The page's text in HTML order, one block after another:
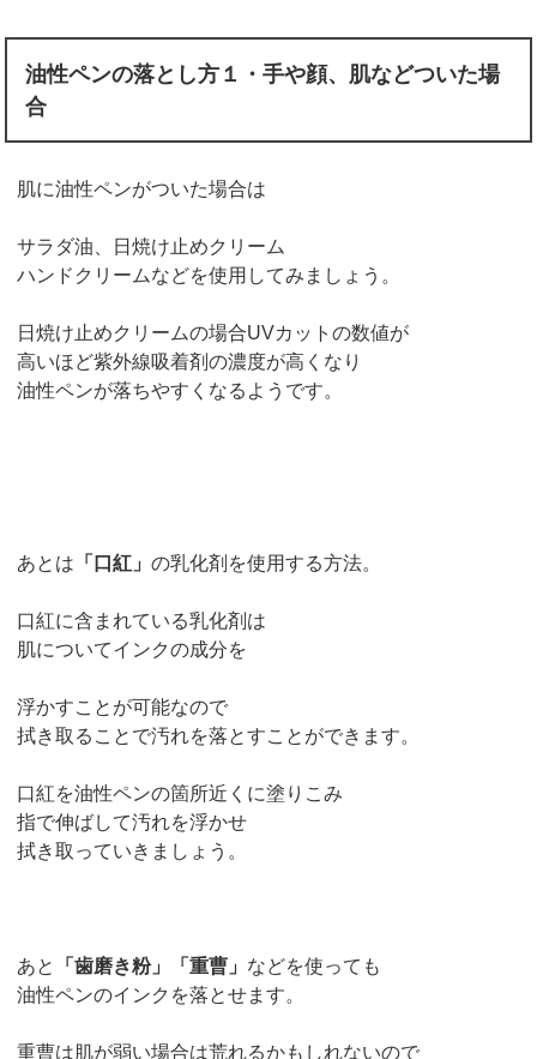
油性ペンの落とし方１・手や顔、肌などついた場
合
肌に油性ペンがついた場合は
サラダ油、日焼け止めクリーム
ハンドクリームなどを使用してみましょう。
日焼け止めクリームの場合UVカットの数値が
高いほど紫外線吸着剤の濃度が高くなり
油性ペンが落ちやすくなるようです。
あとは 「口紅」の乳化剤を使用する方法。
口紅に含まれている乳化剤は
肌についてインクの成分を
浮かすことが可能なので
拭き取ることで汚れを落とすことができます。
口紅を油性ペンの箇所近くに塗りこみ
指で伸ばして汚れを浮かせ
拭き取っていきましょう。
あと 「歯磨き粉」「重曹」 などを使っても
油性ペンのインクを落とせます。
重曹は肌が弱い場合は荒れるかもしれないので